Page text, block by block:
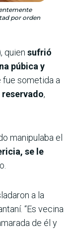
por orden
quien sufrió
púbica y
fue sometida a
,
manipulaba el
se le
a la
“Es vecina
de él y